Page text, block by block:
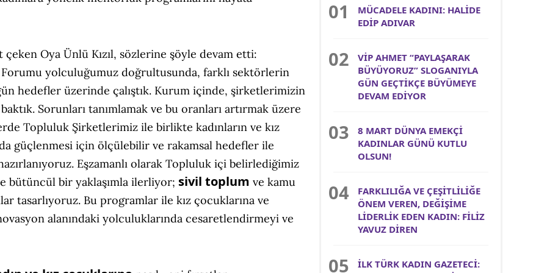
Oya Ünlü Kızıl, sözlerine şöyle devam etti:
yolculuğumuz doğrultusunda, farklı sektörlerin
hedefler üzerinde çalıştık. Kurum içinde, şirketlerimizin
Sorunları tanımlamak ve bu oranları artırmak üzere
Topluluk Şirketlerimiz ile birlikte kadınların ve kız
güçlenmesi için ölçülebilir ve rakamsal hedefler ile
Eşzamanlı olarak Topluluk içi belirlediğimiz
bütüncül bir yaklaşımla ilerliyor; sivil toplum ve kamu
tasarlıyoruz. Bu programlar ile kız çocuklarına ve
alanındaki yolculuklarında cesaretlendirmeyi ve
MÜCADELE KADINI: HALİDE
EDİP ADIVAR
VİP AHMET “PAYLAŞARAK
BÜYÜYORUZ” SLOGANIYLA
GÜN GEÇTİKÇE BÜYÜMEYE
DEVAM EDİYOR
8 MART DÜNYA EMEKÇİ
KADINLAR GÜNÜ KUTLU
OLSUN!
FARKLILIĞA VE ÇEŞİTLİLİĞE
ÖNEM VEREN, DEĞİŞİME
LİDERLİK EDEN KADIN: FİLİZ
YAVUZ DİREN
İLK TÜRK KADIN GAZETECİ: